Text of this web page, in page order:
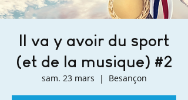
Il va y avoir du sport
(et de la musique) #2
sam. 23 mars
  |
Besançon